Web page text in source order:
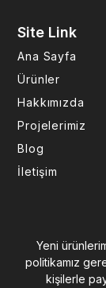
Site Link
Ana Sayfa
Ürünler
Hakkımızda
Projelerimiz
Blog
İletişim
Yeni
politikamız
kişilerle